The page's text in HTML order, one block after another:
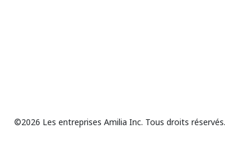
©2026 Les entreprises Amilia Inc. Tous droits réservés.